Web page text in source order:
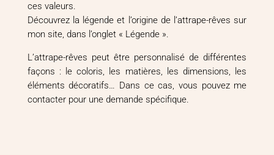
ces valeurs.
Découvrez la légende et l’origine de l’attrape-rêves sur
mon site, dans l’onglet « Légende ».
L’attrape-rêves peut être personnalisé de différentes
façons : le coloris, les matières, les dimensions, les
éléments décoratifs… Dans ce cas, vous pouvez me
contacter pour une demande spécifique.